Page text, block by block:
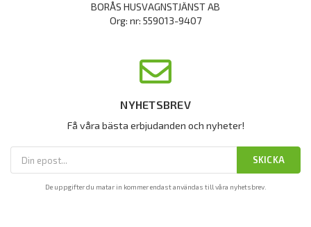
BORÅS HUSVAGNSTJÄNST AB
Org: nr: 559013-9407
NYHETSBREV
Få våra bästa erbjudanden och nyheter!
SKICKA
De uppgifter du matar in kommer endast användas till våra nyhetsbrev.